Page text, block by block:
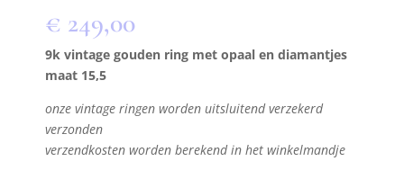
€ 249,00
9k vintage gouden ring met opaal en diamantjes
maat 15,5
onze vintage ringen worden uitsluitend verzekerd
verzonden
verzendkosten worden berekend in het winkelmandje